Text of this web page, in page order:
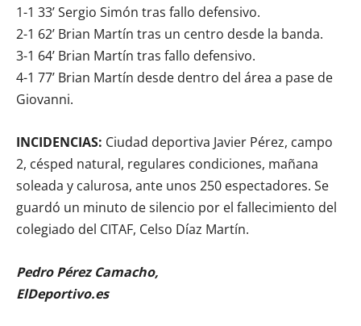
1-1 33’ Sergio Simón tras fallo defensivo.
2-1 62’ Brian Martín tras un centro desde la banda.
3-1 64’ Brian Martín tras fallo defensivo.
4-1 77’ Brian Martín desde dentro del área a pase de
Giovanni.
INCIDENCIAS: Ciudad deportiva Javier Pérez, campo
2, césped natural, regulares condiciones, mañana
soleada y calurosa, ante unos 250 espectadores. Se
guardó un minuto de silencio por el fallecimiento del
colegiado del CITAF, Celso Díaz Martín.
Pedro Pérez Camacho,
ElDeportivo.es